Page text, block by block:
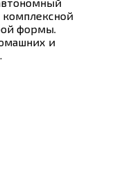
формы.
и